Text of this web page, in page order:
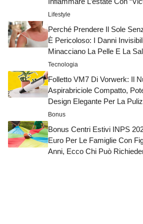
Lifestyle
Perché Prendere Il Sole
È Pericoloso: I Danni
Minacciano La Pelle E La
Tecnologia
Folletto VM7 Di Vorwerk: Il
Aspirabriciole Compatto,
Design Elegante Per La
Bonus
Bonus Centri Estivi INPS
Euro Per Le Famiglie Con
Anni, Ecco Chi Può